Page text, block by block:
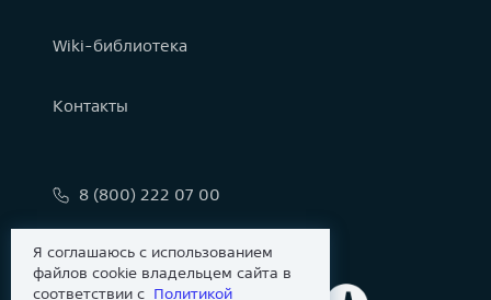
Wiki-библиотека
Контакты
8 (800) 222 07 00
Я соглашаюсь с использованием
файлов cookie владельцем сайта в
соответствии с Политикой